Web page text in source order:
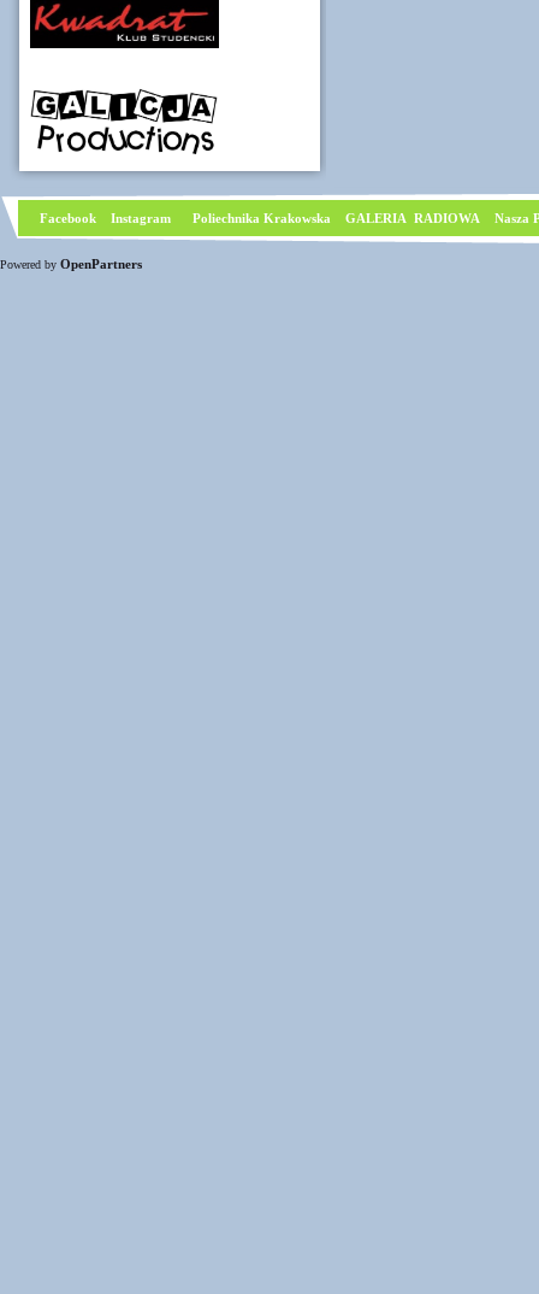
Facebook Instagram Poliechnika Krakowska GALERIA RADIOWA Nasza
Powered by OpenPartners